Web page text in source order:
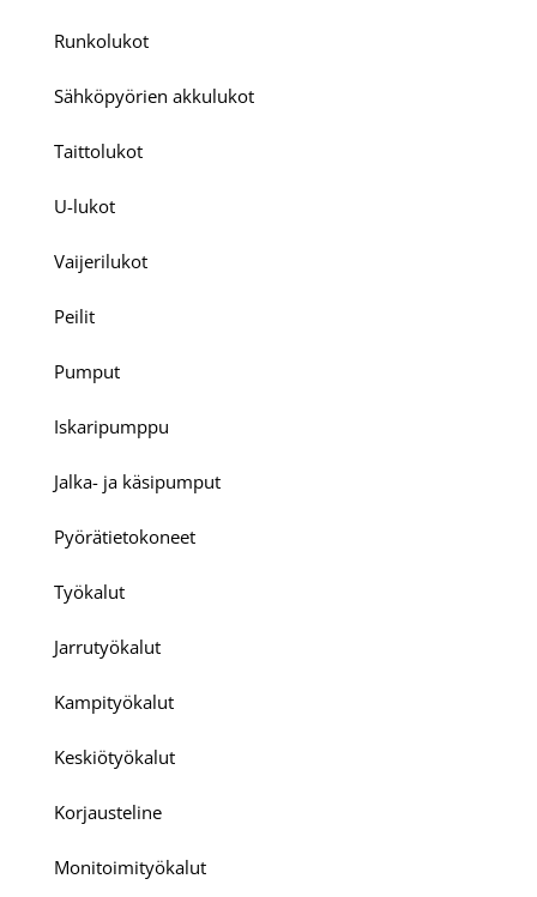
Runkolukot
Sähköpyörien akkulukot
Taittolukot
U-lukot
Vaijerilukot
Peilit
Pumput
Iskaripumppu
Jalka- ja käsipumput
Pyörätietokoneet
Työkalut
Jarrutyökalut
Kampityökalut
Keskiötyökalut
Korjausteline
Monitoimityökalut